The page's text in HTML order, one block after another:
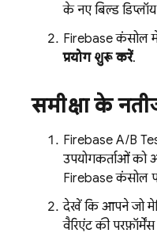
के नए बिल्ड
Firebaseकंसोल
प्रयोग शुरू करें.
समीक्षा के
Firebase A/B
उपयोगकर्ताओं को
Firebaseकंसोल
देखें कि आपने जो
वैरिएंट की